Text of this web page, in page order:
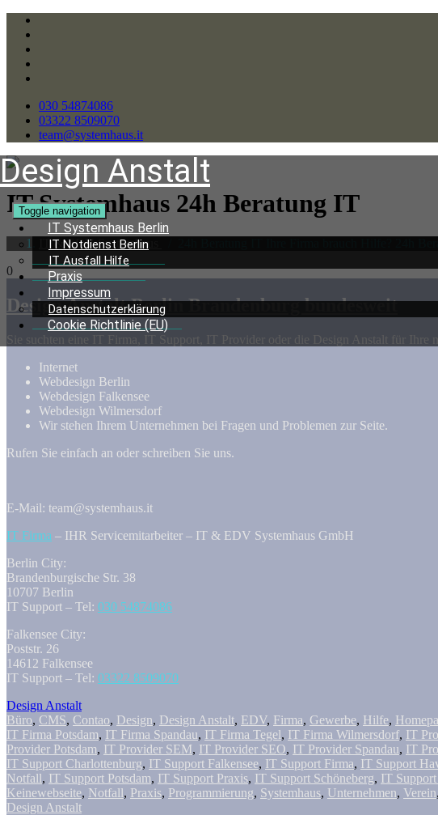
030 54874086
03322 8509070
team@systemhaus.it
Design Anstalt
Toggle navigation
IT Systemhaus Berlin
IT Notdienst Berlin
IT Ausfall Hilfe
Praxis
Impressum
Datenschutzerklärung
Cookie Richtlinie (EU)
IT Systemhaus 24h Beratung IT
IT & EDV Systemhaus
0
Design Anstalt Berlin Brandenburg bundesweit
Sie suchten eine IT Firma, IT Support, IT Provider oder die Design Anstalt für Ihre
Internet
Webdesign Berlin
Webdesign Falkensee
Webdesign Wilmersdorf
Wir stehen Ihrem Unternehmen bei Fragen und Problemen zur Seite.
Rufen Sie einfach an oder schreiben Sie uns.
E-Mail: team@systemhaus.it
IT Firma – IHR Servicemitarbeiter – IT & EDV Systemhaus GmbH
Berlin City:
Brandenburgische Str. 38
10707 Berlin
IT Support – Tel: 030 54874086
Falkensee City:
Poststr. 26
14612 Falkensee
IT Support – Tel: 03322 8509070
Design Anstalt
Büro, CMS, Contao, Design, Design Anstalt, EDV, Firma, Gewerbe, Hilfe,
IT Firma Potsdam, IT Firma Spandau, IT Firma Tegel, IT Firma Wilmersdorf, IT
Provider Potsdam, IT Provider SEM, IT Provider SEO, IT Provider Spandau, IT
IT Support Charlottenburg, IT Support Falkensee, IT Support Firma, IT Support
Notfall, IT Support Potsdam, IT Support Praxis, IT Support Schöneberg, IT
Keinewebseite, Notfall, Praxis, Programmierung, Systemhaus, Unternehmen, Verein,
Design Anstalt